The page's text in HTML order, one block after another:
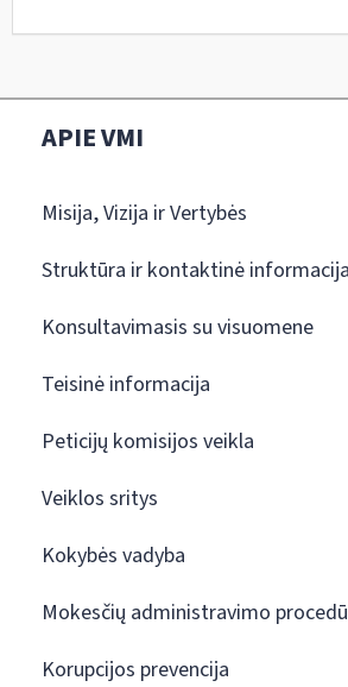
APIE VMI
Misija, Vizija ir Vertybės
Struktūra ir kontaktinė informacija
Konsultavimasis su visuomene
Teisinė informacija
Peticijų komisijos veikla
Veiklos sritys
Kokybės vadyba
Mokesčių administravimo
Korupcijos prevencija